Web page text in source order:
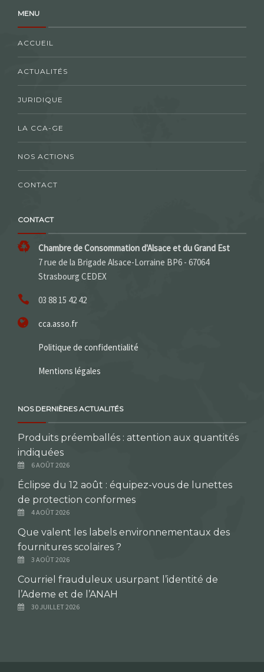
MENU
ACCUEIL
ACTUALITÉS
JURIDIQUE
LA CCA-GE
NOS ACTIONS
CONTACT
CONTACT
Chambre de Consommation d'Alsace et du Grand Est
7 rue de la Brigade Alsace-Lorraine BP6 - 67064
Strasbourg CEDEX
03 88 15 42 42
cca.asso.fr
Politique de confidentialité
Mentions légales
NOS DERNIÈRES ACTUALITÉS
Produits préemballés : attention aux quantités
indiquées
6 AOÛT 2026
Éclipse du 12 août : équipez-vous de lunettes
de protection conformes
4 AOÛT 2026
Que valent les labels environnementaux des
fournitures scolaires ?
3 AOÛT 2026
Courriel frauduleux usurpant l’identité de
l’Ademe et de l’ANAH
30 JUILLET 2026